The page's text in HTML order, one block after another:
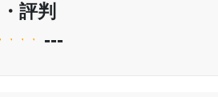
評判
---